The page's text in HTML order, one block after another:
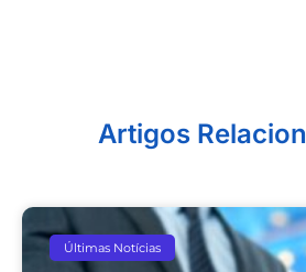
Artigos
Últimas Notícias